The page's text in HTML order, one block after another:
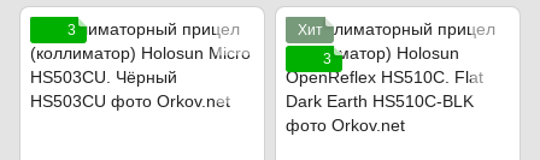
3
Хит
3